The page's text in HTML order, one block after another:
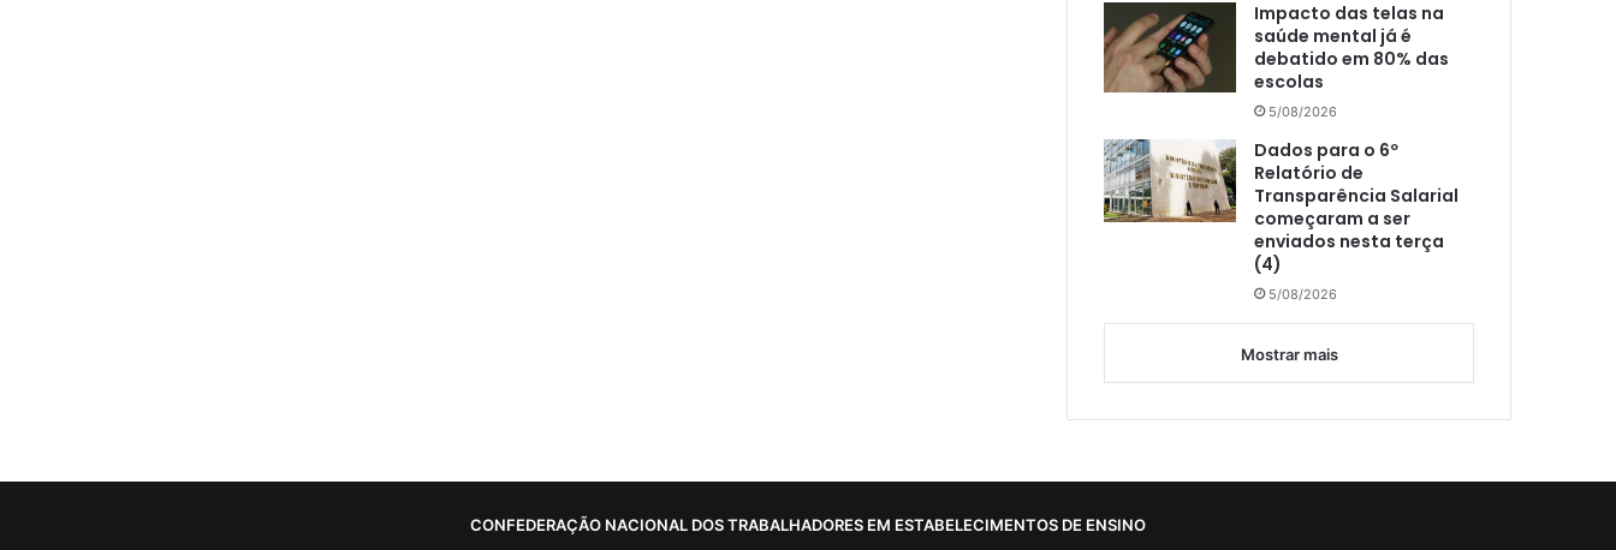
Impacto das telas na
saúde mental já é
debatido em 80% das
escolas
5/08/2026
Dados para o 6º
Relatório de
Transparência Salarial
começaram a ser
enviados nesta terça
(4)
5/08/2026
Mostrar mais
CONFEDERAÇÃO NACIONAL DOS TRABALHADORES EM ESTABELECIMENTOS DE ENSINO